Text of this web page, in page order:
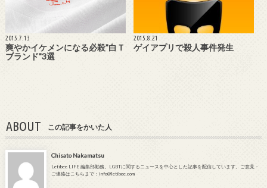
2015.7.13
爽やかイケメンになる必殺"白Ｔ
ブランド"3選
2015.8.21
ゲイアプリで殺人事件発生
ABOUT この記事をかいた人
Chisato Nakamatsu
Letibee LIFE 編集部勤務。LGBTに関するニュースを中心とした記事を配信しています。ご意見・
ご連絡はこちらまで：info@letibee.com